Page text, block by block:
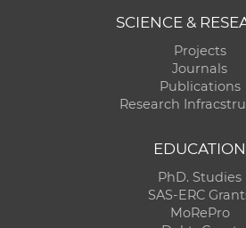
SCIENCE &
Projects
Journals
Publications
Research
EDUCATION
PhD. Studies
SAS-ERC
MoRePro